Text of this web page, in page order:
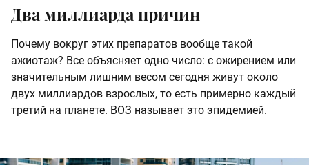
Два миллиарда причин
Почему вокруг этих препаратов вообще такой
ажиотаж? Все объясняет одно число: с ожирением или
значительным лишним весом сегодня живут около
двух миллиардов взрослых, то есть примерно каждый
третий на планете. ВОЗ называет это эпидемией.